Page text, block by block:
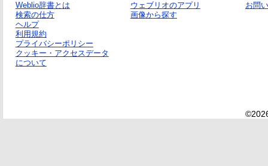
Weblio辞書とは
検索の仕方
ヘルプ
利用規約
プライバシーポリシー
クッキー・アクセスデータ
について
ウェブリオのアプリ
画像から探す
お問